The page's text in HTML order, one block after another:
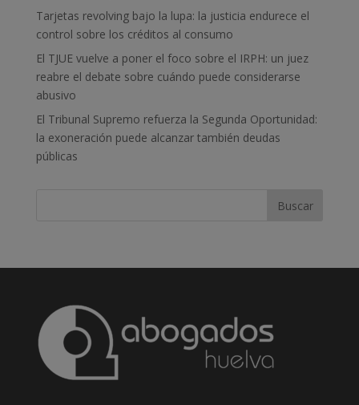
Tarjetas revolving bajo la lupa: la justicia endurece el
control sobre los créditos al consumo
El TJUE vuelve a poner el foco sobre el IRPH: un juez
reabre el debate sobre cuándo puede considerarse
abusivo
El Tribunal Supremo refuerza la Segunda Oportunidad:
la exoneración puede alcanzar también deudas
públicas